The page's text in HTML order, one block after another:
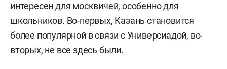
интересен для москвичей, особенно для
школьников. Во-первых, Казань становится
более популярной в связи с Универсиадой, во-
вторых, не все здесь были.